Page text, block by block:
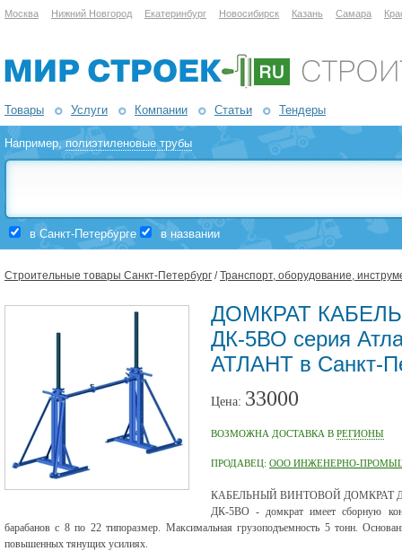
Москва Нижний Новгород Екатеринбург Новосибирск Казань Самара
Товары Услуги Компании Статьи Тендеры
Например,полиэтиленовые трубы
в Санкт-Петербурге в названии
Строительные товары Санкт-Петербург /Транспорт, оборудование,
ДОМКРАТ
ДК-5ВО серия
АТЛАНТ в Санкт-
Цена: 33000
ВОЗМОЖНА ДОСТАВКА В РЕГИОНЫ
ПРОДАВЕЦ: ООО ИНЖЕНЕРНО-
КАБЕЛЬНЫЙ ВИНТОВОЙ ДОМКРАТ ДК-
ДК-5ВО - домкрат имеет сборную
барабанов с 8 по 22 типоразмер. Максимальная грузоподъемность 5 тонн.
повышенных тянущих усилиях.